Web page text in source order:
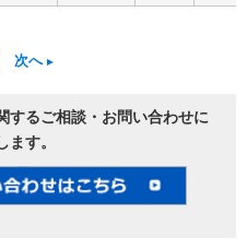
次へ
するご相談・お問い合わせに
ます。